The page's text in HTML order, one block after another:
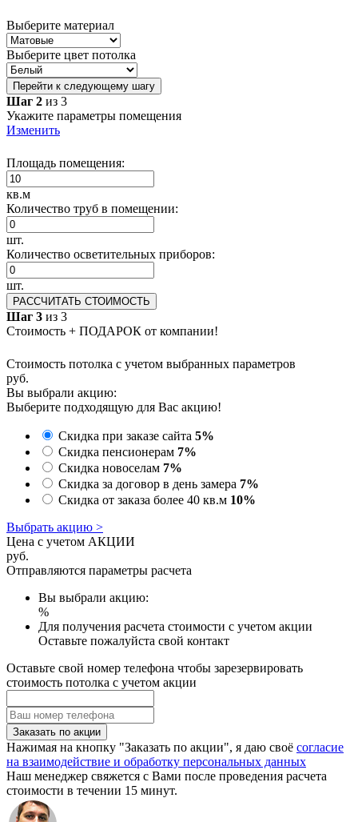
Выберите материал
Выберите цвет потолка
Перейти к следующему шагу
Шаг 2 из 3
Укажите параметры помещения
Изменить
Площадь помещения:
кв.м
Количество труб в помещении:
шт.
Количество осветительных приборов:
шт.
РАССЧИТАТЬ СТОИМОСТЬ
Шаг 3 из 3
Стоимость + ПОДАРОК от компании!
Стоимость потолка с учетом выбранных параметров
руб.
Вы выбрали акцию:
Выберите подходящую для Вас акцию!
Скидка при заказе сайта 5%
Скидка пенсионерам 7%
Скидка новоселам 7%
Скидка за договор в день замера 7%
Скидка от заказа более 40 кв.м 10%
Выбрать акцию >
Цена с учетом АКЦИИ
руб.
Отправляются параметры расчета
Вы выбрали акцию:
%
Для получения расчета стоимости с учетом акции
Оставьте пожалуйста свой контакт
Оставьте свой номер телефона чтобы зарезервировать
стоимость потолка с учетом акции
Заказать по акции
Нажимая на кнопку "Заказать по акции", я даю своё согласие
на взаимодействие и обработку персональных данных
Наш менеджер свяжется с Вами после проведения расчета
стоимости в течении 15 минут.